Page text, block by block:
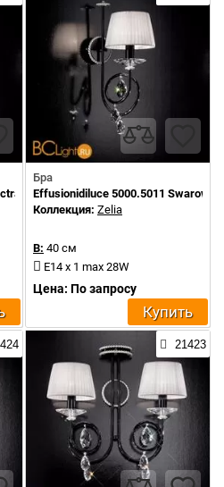
Crystals
Бра
Effusionidiluce 5000.5011
Коллекция: Zelia
В: 40 см
E14 x 1 max 28W
Цена: По запросу
Купить
21423